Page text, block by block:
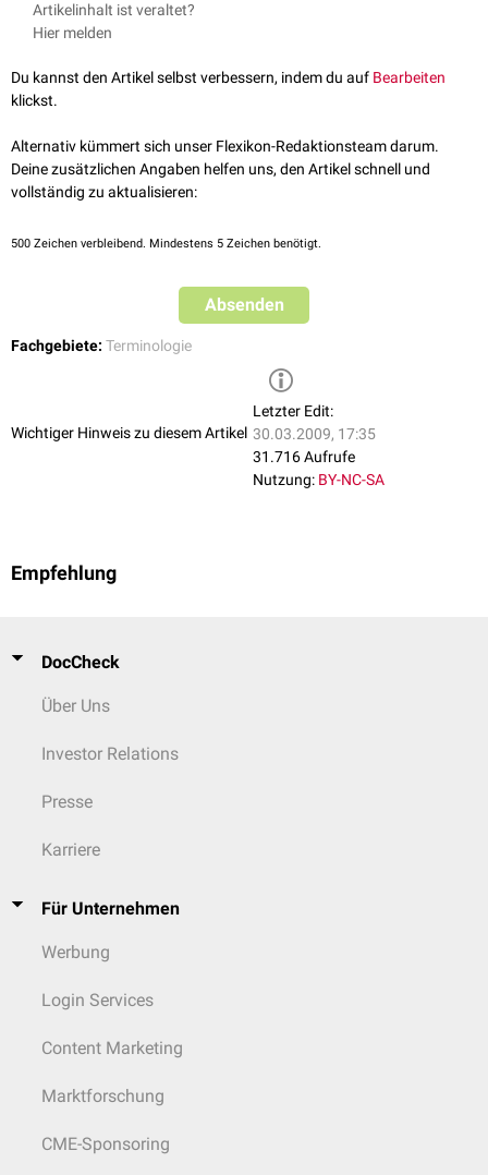
Artikelinhalt ist veraltet?
Hier melden
Du kannst den Artikel selbst verbessern, indem du auf Bearbeiten
klickst.
Alternativ kümmert sich unser Flexikon-Redaktionsteam darum.
Deine zusätzlichen Angaben helfen uns, den Artikel schnell und
vollständig zu aktualisieren:
500 Zeichen verbleibend. Mindestens 5 Zeichen benötigt.
Absenden
Fachgebiete: Terminologie
Wichtiger Hinweis zu diesem Artikel
Letzter Edit:
30.03.2009, 17:35
31.716 Aufrufe
Nutzung: BY-NC-SA
Empfehlung
DocCheck
Über Uns
Investor Relations
Presse
Karriere
Für Unternehmen
Werbung
Login Services
Content Marketing
Marktforschung
CME-Sponsoring